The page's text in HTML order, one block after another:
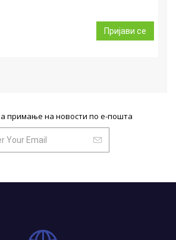
Пријави се
примање на новости по е-пошта